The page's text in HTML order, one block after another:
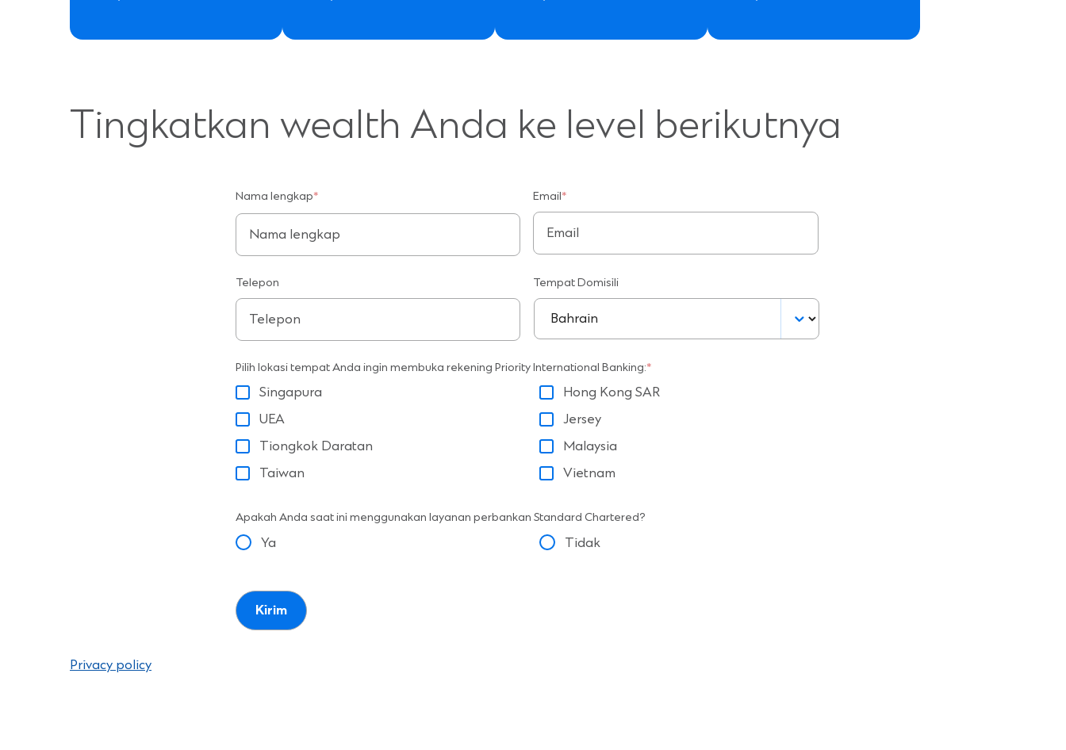
Tingkatkan wealth Anda ke level berikutnya
Nama lengkap* Email*
Telepon Tempat Domisili
Pilih lokasi tempat Anda ingin membuka rekening Priority International Banking:*
Singapura
Hong Kong SAR
UEA
Jersey
Tiongkok Daratan
Malaysia
Taiwan
Vietnam
Apakah Anda saat ini menggunakan layanan perbankan Standard Chartered?
Ya Tidak
Privacy policy